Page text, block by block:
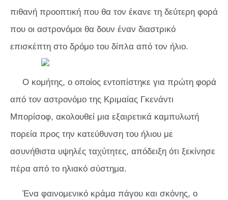
πιθανή προοπτική που θα τον έκανε τη δεύτερη φορά
που οι αστρονόμοι θα δουν έναν διαστρικό
επισκέπτη στο δρόμο του δίπλα από τον ήλιο.
Ο κομήτης, ο οποίος εντοπίστηκε για πρώτη φορά
από τον αστρονόμο της Κριμαίας Γκενάντι
Μπορίσοφ, ακολουθεί μια εξαιρετικά καμπυλωτή
πορεία προς την κατεύθυνση του ήλιου με
ασυνήθιστα υψηλές ταχύτητες, απόδειξη ότι ξεκίνησε
πέρα ​​από το ηλιακό σύστημα.
Ένα φαινομενικό κράμα πάγου και σκόνης, ο